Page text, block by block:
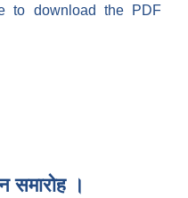
to download the PDF
समारोह ।